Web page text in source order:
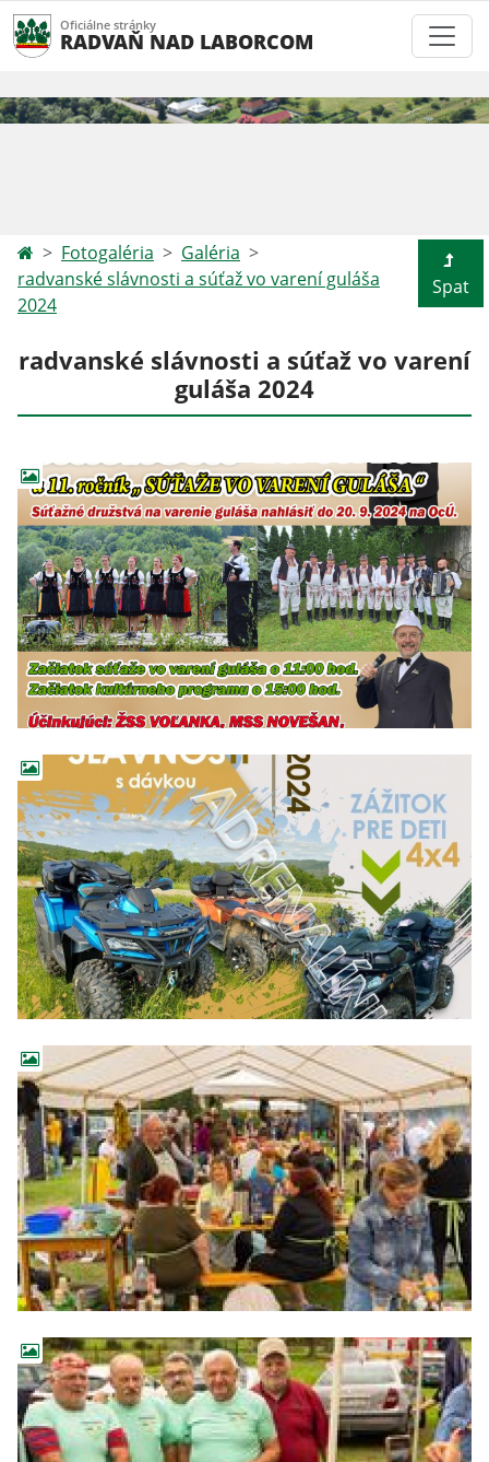
Oficiálne stránky
RADVAŇ NAD LABORCOM
Fotogaléria
Galéria
radvanské slávnosti a súťaž vo varení guláša
2024
Spat
radvanské slávnosti a súťaž vo varení
guláša 2024